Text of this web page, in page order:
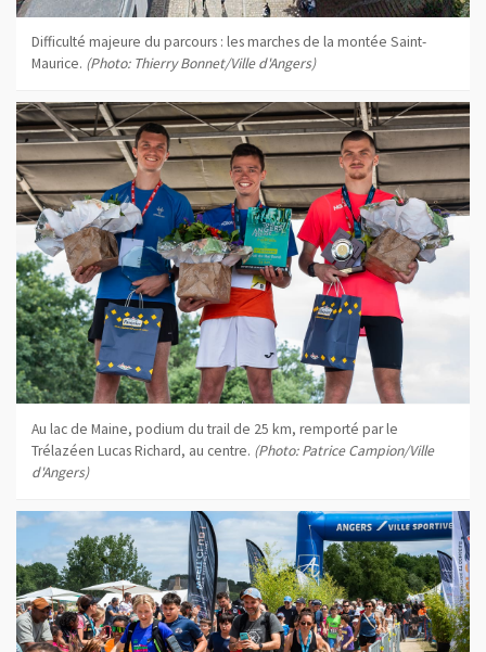
Difficulté majeure du parcours : les marches de la montée Saint-
Maurice. (Photo: Thierry Bonnet/Ville d'Angers)
Au lac de Maine, podium du trail de 25 km, remporté par le
Trélazéen Lucas Richard, au centre. (Photo: Patrice Campion/Ville
d'Angers)